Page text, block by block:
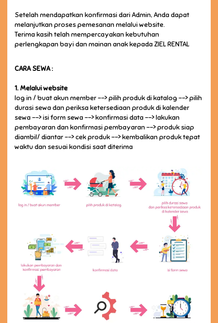
Setelah mendapatkan konfirmasi dari Admin, Anda dapat
melanjutkan proses pemesanan melalui website.
Terima kasih telah mempercayakan kebutuhan
perlengkapan bayi dan mainan anak kepada ZIEL RENTAL
CARA SEWA :
1. Melalui website
log in / buat akun member --> pilih produk di katalog --> pilih
durasi sewa dan periksa ketersediaan produk di kalender
sewa --> isi form sewa --> konfirmasi data --> lakukan
pembayaran dan konfirmasi pembayaran --> produk siap
diambil/ diantar --> cek produk --> kembalikan produk tepat
waktu dan sesuai kondisi saat diterima